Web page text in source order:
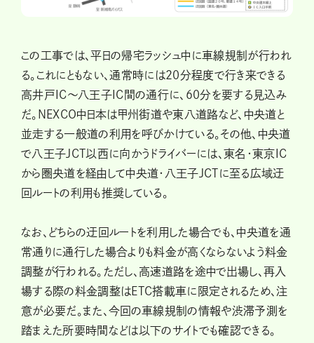
この工事では、平日の帰宅ラッシュ中に車線規制が行われ
る。これにともない、通常時には20分程度で行き来できる
高井戸IC～八王子IC間の通行に、60分を要する見込み
だ。NEXCO中日本は甲州街道や東八道路など、中央道と
並走する一般道の利用を呼びかけている。その他、中央道
で八王子JCT以西に向かうドライバーには、東名・東京IC
から圏央道を経由して中央道・八王子JCTに至る広域迂
回ルートの利用も推奨している。
なお、どちらの迂回ルートを利用した場合でも、中央道を通
常通りに通行した場合よりも料金が高くならないよう料金
調整が行われる。ただし、高速道路を途中で出場し、再入
場する際の料金調整はETC搭載車に限定されるため、注
意が必要だ。また、今回の車線規制の情報や渋滞予測を
踏まえた所要時間などは以下のサイトでも確認できる。